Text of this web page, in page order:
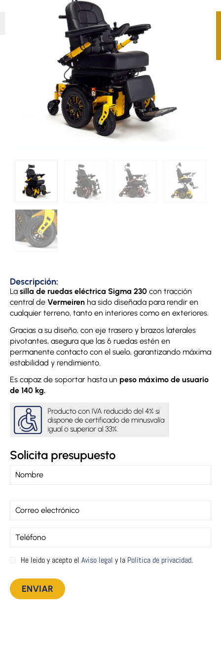
Descripción:
La silla de ruedas eléctrica Sigma 230 con tracción
central de Vermeiren ha sido diseñada para rendir en
cualquier terreno, tanto en interiores como en exteriores.
Gracias a su diseño, con eje trasero y brazos laterales
pivotantes, asegura que las 6 ruedas estén en
permanente contacto con el suelo, garantizando máxima
estabilidad y rendimiento.
Es capaz de soportar hasta un peso máximo de usuario
de 140 kg.
Solicita presupuesto
He leido y acepto el Aviso legal y la Política de privacidad.